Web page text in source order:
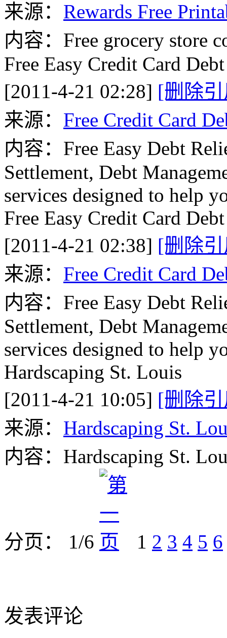
来源： Rewards Free
内容：Free grocery store
Free Easy Credit Card
[2011-4-21 02:28] [删除
来源： Free Credit Card
内容：Free Easy Debt
Settlement, Debt
services designed to help
Free Easy Credit Card
[2011-4-21 02:38] [删除
来源： Free Credit Card
内容：Free Easy Debt
Settlement, Debt
services designed to help
Hardscaping St. Louis
[2011-4-21 10:05] [删除
来源： Hardscaping St.
内容：Hardscaping St.
分页： 1/6 1 2 3 4 5 6
发表评论